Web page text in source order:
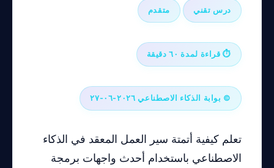
درس تقني متقدم
⏱ قراءة لمدة ٦٠ دقيقة
© بوابة الذكاء الاصطناعي ٢٠٢٦-٠٦-٢٧
تعلم كيفية أتمتة سير العمل المعقد في الذكاء
الاصطناعي باستخدام أحدث واجهات برمجة